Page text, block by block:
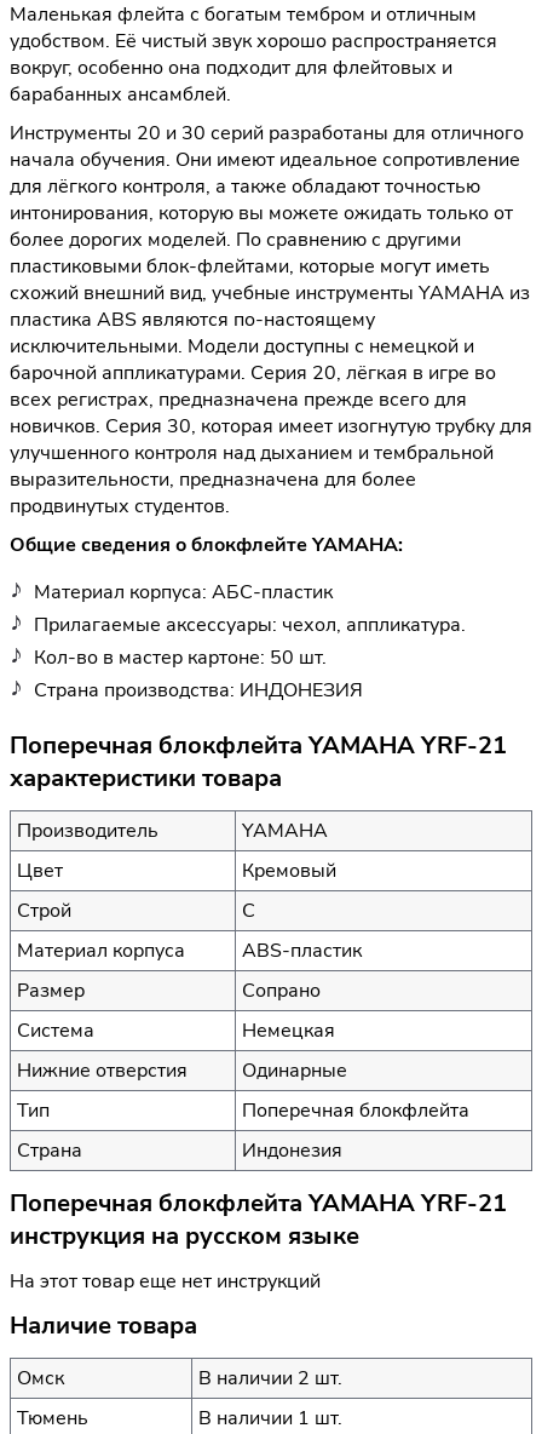
Маленькая флейта с богатым тембром и отличным
удобством. Её чистый звук хорошо распространяется
вокруг, особенно она подходит для флейтовых и
барабанных ансамблей.
Инструменты 20 и 30 серий разработаны для отличного
начала обучения. Они имеют идеальное сопротивление
для лёгкого контроля, а также обладают точностью
интонирования, которую вы можете ожидать только от
более дорогих моделей. По сравнению с другими
пластиковыми блок-флейтами, которые могут иметь
схожий внешний вид, учебные инструменты YAMAHA из
пластика ABS являются по-настоящему
исключительными. Модели доступны с немецкой и
барочной аппликатурами. Серия 20, лёгкая в игре во
всех регистрах, предназначена прежде всего для
новичков. Серия 30, которая имеет изогнутую трубку для
улучшенного контроля над дыханием и тембральной
выразительности, предназначена для более
продвинутых студентов.
Общие сведения о блокфлейте YAMAHA:
Материал корпуса: АБС-пластик
Прилагаемые аксессуары: чехол, аппликатура.
Кол-во в мастер картоне: 50 шт.
Страна производства: ИНДОНЕЗИЯ
Поперечная блокфлейта YAMAHA YRF-21
характеристики товара
Производитель
YAMAHA
Цвет
Кремовый
Строй
C
Материал корпуса
ABS-пластик
Размер
Сопрано
Система
Немецкая
Нижние отверстия
Одинарные
Тип
Поперечная блокфлейта
Страна
Индонезия
Поперечная блокфлейта YAMAHA YRF-21
инструкция на русском языке
На этот товар еще нет инструкций
Наличие товара
Омск
В наличии 2 шт.
Тюмень
В наличии 1 шт.